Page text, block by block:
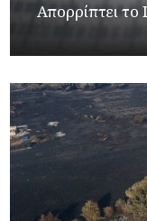
Απορρίπτει